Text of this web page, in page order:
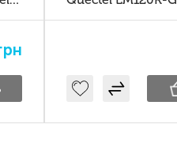
CAT12